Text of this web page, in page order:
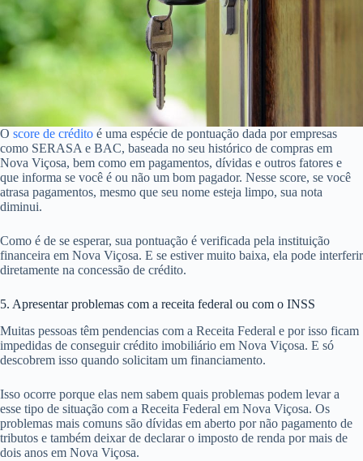
O score de crédito é uma espécie de pontuação dada por empresas
como SERASA e BAC, baseada no seu histórico de compras em
Nova Viçosa, bem como em pagamentos, dívidas e outros fatores e
que informa se você é ou não um bom pagador. Nesse score, se você
atrasa pagamentos, mesmo que seu nome esteja limpo, sua nota
diminui.
Como é de se esperar, sua pontuação é verificada pela instituição
financeira em Nova Viçosa. E se estiver muito baixa, ela pode interferir
diretamente na concessão de crédito.
5. Apresentar problemas com a receita federal ou com o INSS
Muitas pessoas têm pendencias com a Receita Federal e por isso ficam
impedidas de conseguir crédito imobiliário em Nova Viçosa. E só
descobrem isso quando solicitam um financiamento.
Isso ocorre porque elas nem sabem quais problemas podem levar a
esse tipo de situação com a Receita Federal em Nova Viçosa. Os
problemas mais comuns são dívidas em aberto por não pagamento de
tributos e também deixar de declarar o imposto de renda por mais de
dois anos em Nova Viçosa.